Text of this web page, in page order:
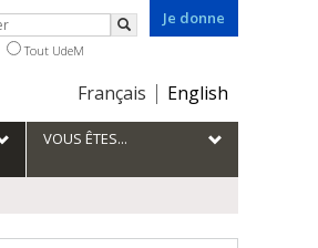
Je donne
Choix
la
langue
Français English
Rechercher
Tout UdeM
VOUS ÊTES...